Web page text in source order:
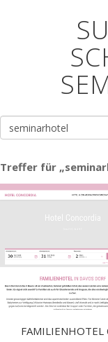
Treffer für